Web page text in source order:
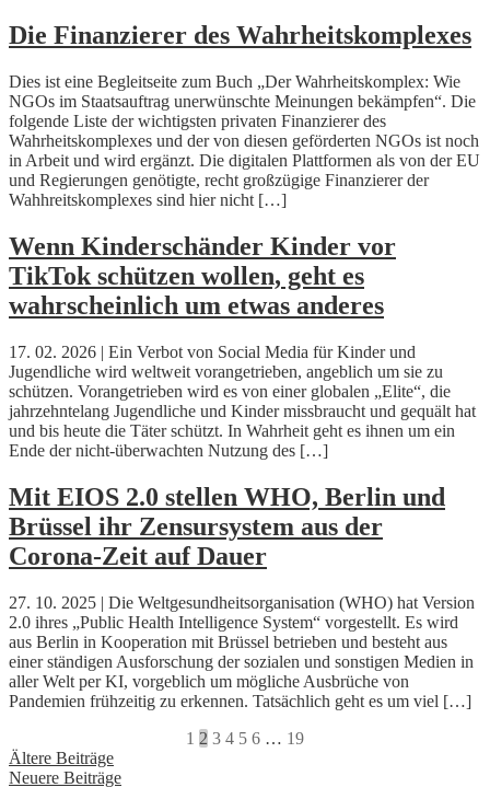
Die Finanzierer des Wahrheitskomplexes
Dies ist eine Begleitseite zum Buch „Der Wahrheitskomplex: Wie
NGOs im Staatsauftrag unerwünschte Meinungen bekämpfen“. Die
folgende Liste der wichtigsten privaten Finanzierer des
Wahrheitskomplexes und der von diesen geförderten NGOs ist noch
in Arbeit und wird ergänzt. Die digitalen Plattformen als von der EU
und Regierungen genötigte, recht großzügige Finanzierer der
Wahhreitskomplexes sind hier nicht […]
Wenn Kinderschänder Kinder vor
TikTok schützen wollen, geht es
wahrscheinlich um etwas anderes
17. 02. 2026 | Ein Verbot von Social Media für Kinder und
Jugendliche wird weltweit vorangetrieben, angeblich um sie zu
schützen. Vorangetrieben wird es von einer globalen „Elite“, die
jahrzehntelang Jugendliche und Kinder missbraucht und gequält hat
und bis heute die Täter schützt. In Wahrheit geht es ihnen um ein
Ende der nicht-überwachten Nutzung des […]
Mit EIOS 2.0 stellen WHO, Berlin und
Brüssel ihr Zensursystem aus der
Corona-Zeit auf Dauer
27. 10. 2025 | Die Weltgesundheitsorganisation (WHO) hat Version
2.0 ihres „Public Health Intelligence System“ vorgestellt. Es wird
aus Berlin in Kooperation mit Brüssel betrieben und besteht aus
einer ständigen Ausforschung der sozialen und sonstigen Medien in
aller Welt per KI, vorgeblich um mögliche Ausbrüche von
Pandemien frühzeitig zu erkennen. Tatsächlich geht es um viel […]
1 2 3 4 5 6 … 19
Beitragsnavigation
Ältere Beiträge
Neuere Beiträge